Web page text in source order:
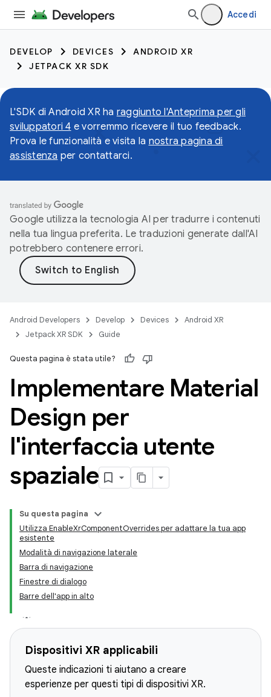
Accedi
DEVELOP DEVICES
ANDROID XR
JETPACK XR SDK
L'SDK di Android XR ha raggiunto l'Anteprima per gli
sviluppatori 4 e vorremmo ricevere il tuo feedback.
Prova le funzionalità e visita la nostra pagina di
assistenza per contattarci.
Google utilizza la tecnologia AI per tradurre i contenuti
nella tua lingua preferita. Le traduzioni generate dall'AI
potrebbero contenere errori.
Android Developers Develop Devices
Android XR
Jetpack XR SDK
Guide
Questa pagina è stata utile?
Implementare Material
Design per
l'interfaccia utente
spaziale
Su questa pagina
Utilizza EnableXrComponentOverrides per adattare la tua app
esistente
Modalità di navigazione laterale
Barra di navigazione
Finestre di dialogo
Barre dell'app in alto
Dispositivi XR applicabili
Queste indicazioni ti aiutano a creare
esperienze per questi tipi di dispositivi XR.